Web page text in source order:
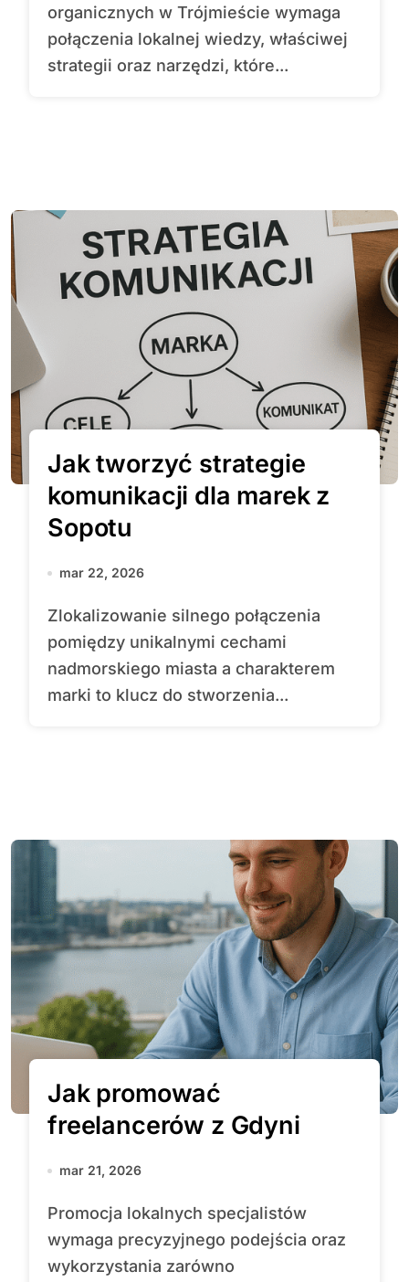
organicznych w Trójmieście wymaga
połączenia lokalnej wiedzy, właściwej
strategii oraz narzędzi, które...
Jak tworzyć strategie
komunikacji dla marek z
Sopotu
mar 22, 2026
Zlokalizowanie silnego połączenia
pomiędzy unikalnymi cechami
nadmorskiego miasta a charakterem
marki to klucz do stworzenia...
Jak promować
freelancerów z Gdyni
mar 21, 2026
Promocja lokalnych specjalistów
wymaga precyzyjnego podejścia oraz
wykorzystania zarówno